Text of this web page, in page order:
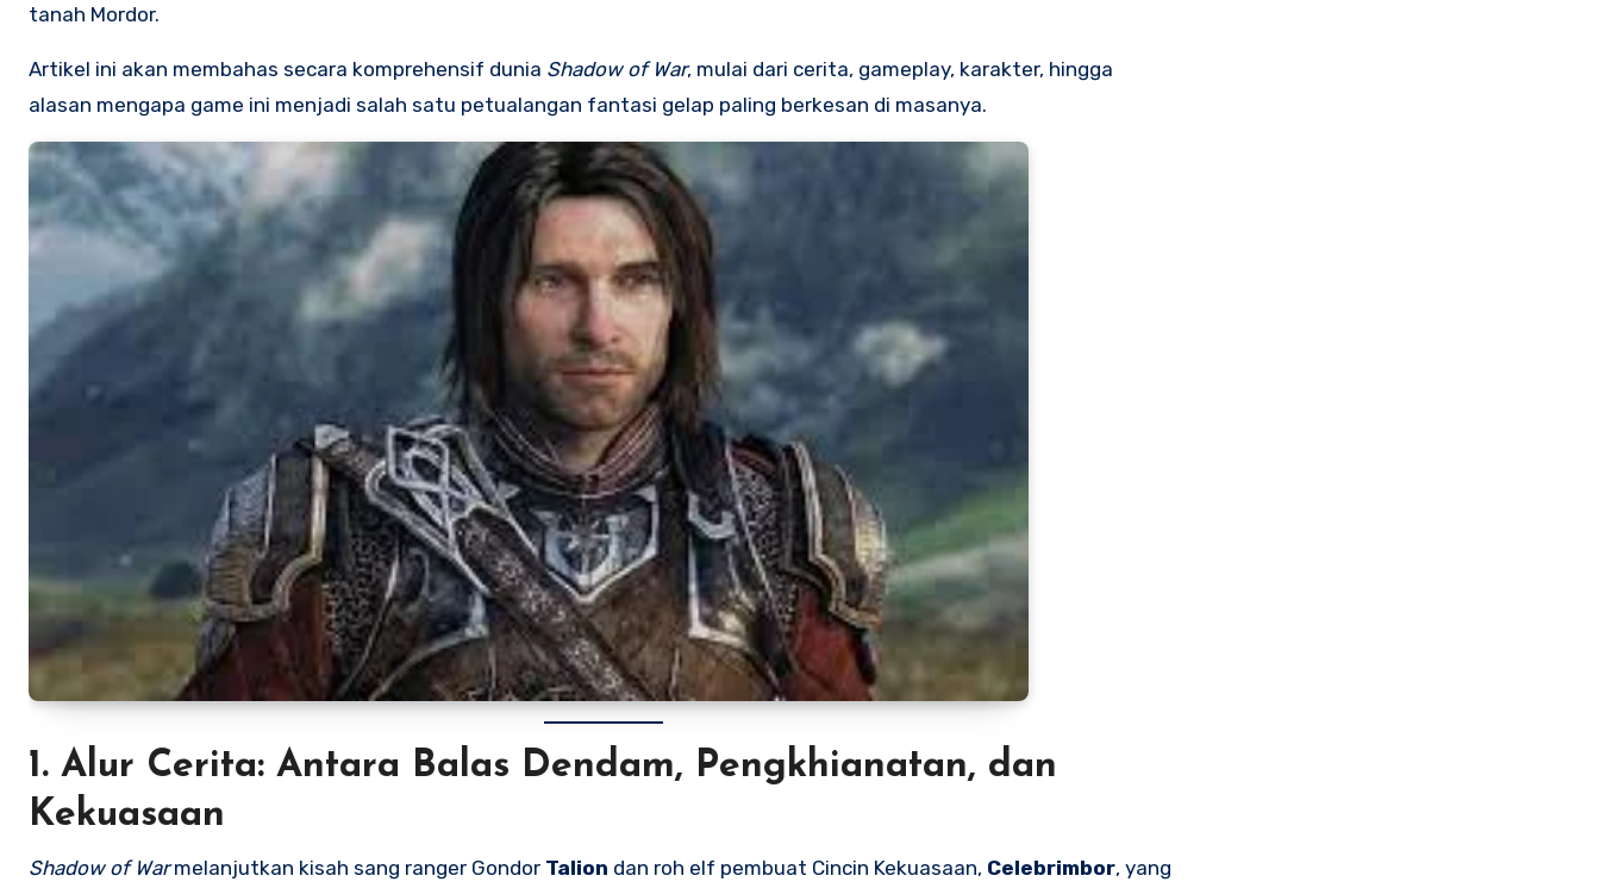
tanah Mordor.
Artikel ini akan membahas secara komprehensif dunia Shadow of War, mulai dari cerita, gameplay, karakter, hingga
alasan mengapa game ini menjadi salah satu petualangan fantasi gelap paling berkesan di masanya.
1. Alur Cerita: Antara Balas Dendam, Pengkhianatan, dan
Kekuasaan
Shadow of Warmelanjutkan kisah sang ranger Gondor Talion dan roh elf pembuat Cincin Kekuasaan, Celebrimbor, yang